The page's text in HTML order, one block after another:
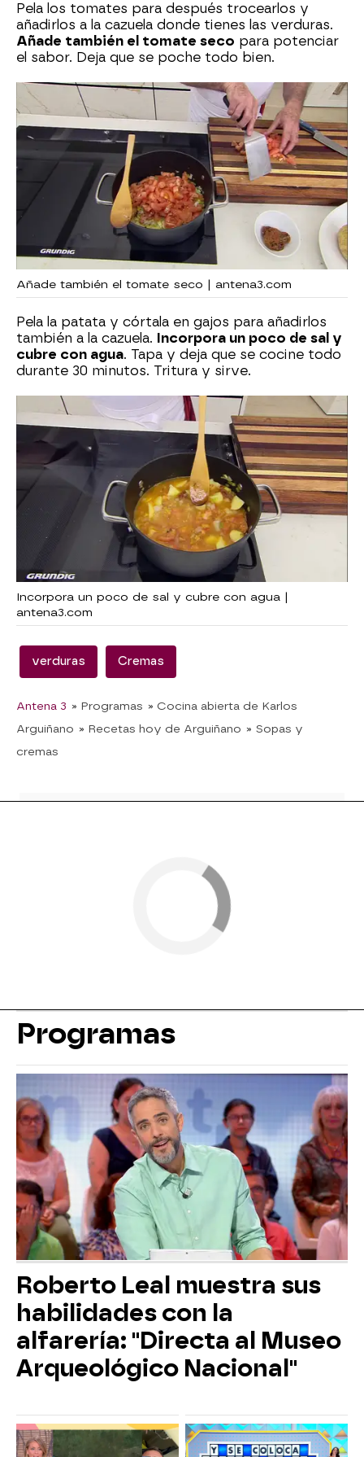
Pela los tomates para después trocearlos y
añadirlos a la cazuela donde tienes las verduras.
Añade también el tomate seco para potenciar
el sabor. Deja que se poche todo bien.
Añade también el tomate seco | antena3.com
Pela la patata y córtala en gajos para añadirlos
también a la cazuela. Incorpora un poco de sal y
cubre con agua. Tapa y deja que se cocine todo
durante 30 minutos. Tritura y sirve.
Incorpora un poco de sal y cubre con agua |
antena3.com
verduras Cremas
Antena 3 » Programas » Cocina abierta de Karlos
Arguiñano » Recetas hoy de Arguiñano » Sopas y
cremas
Programas
Roberto Leal muestra sus
habilidades con la
alfarería: "Directa al Museo
Arqueológico Nacional"